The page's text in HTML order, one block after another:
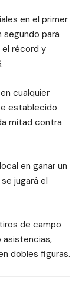
en el primer
para
récord y
cualquier
establecido
mitad contra
en ganar un
jugará el
de campo
asistencias,
dobles figuras.